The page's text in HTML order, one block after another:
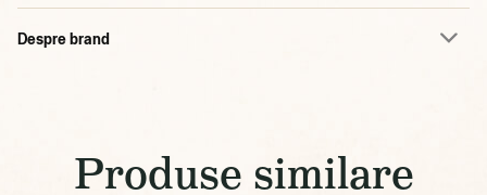
Despre brand
Produse similare